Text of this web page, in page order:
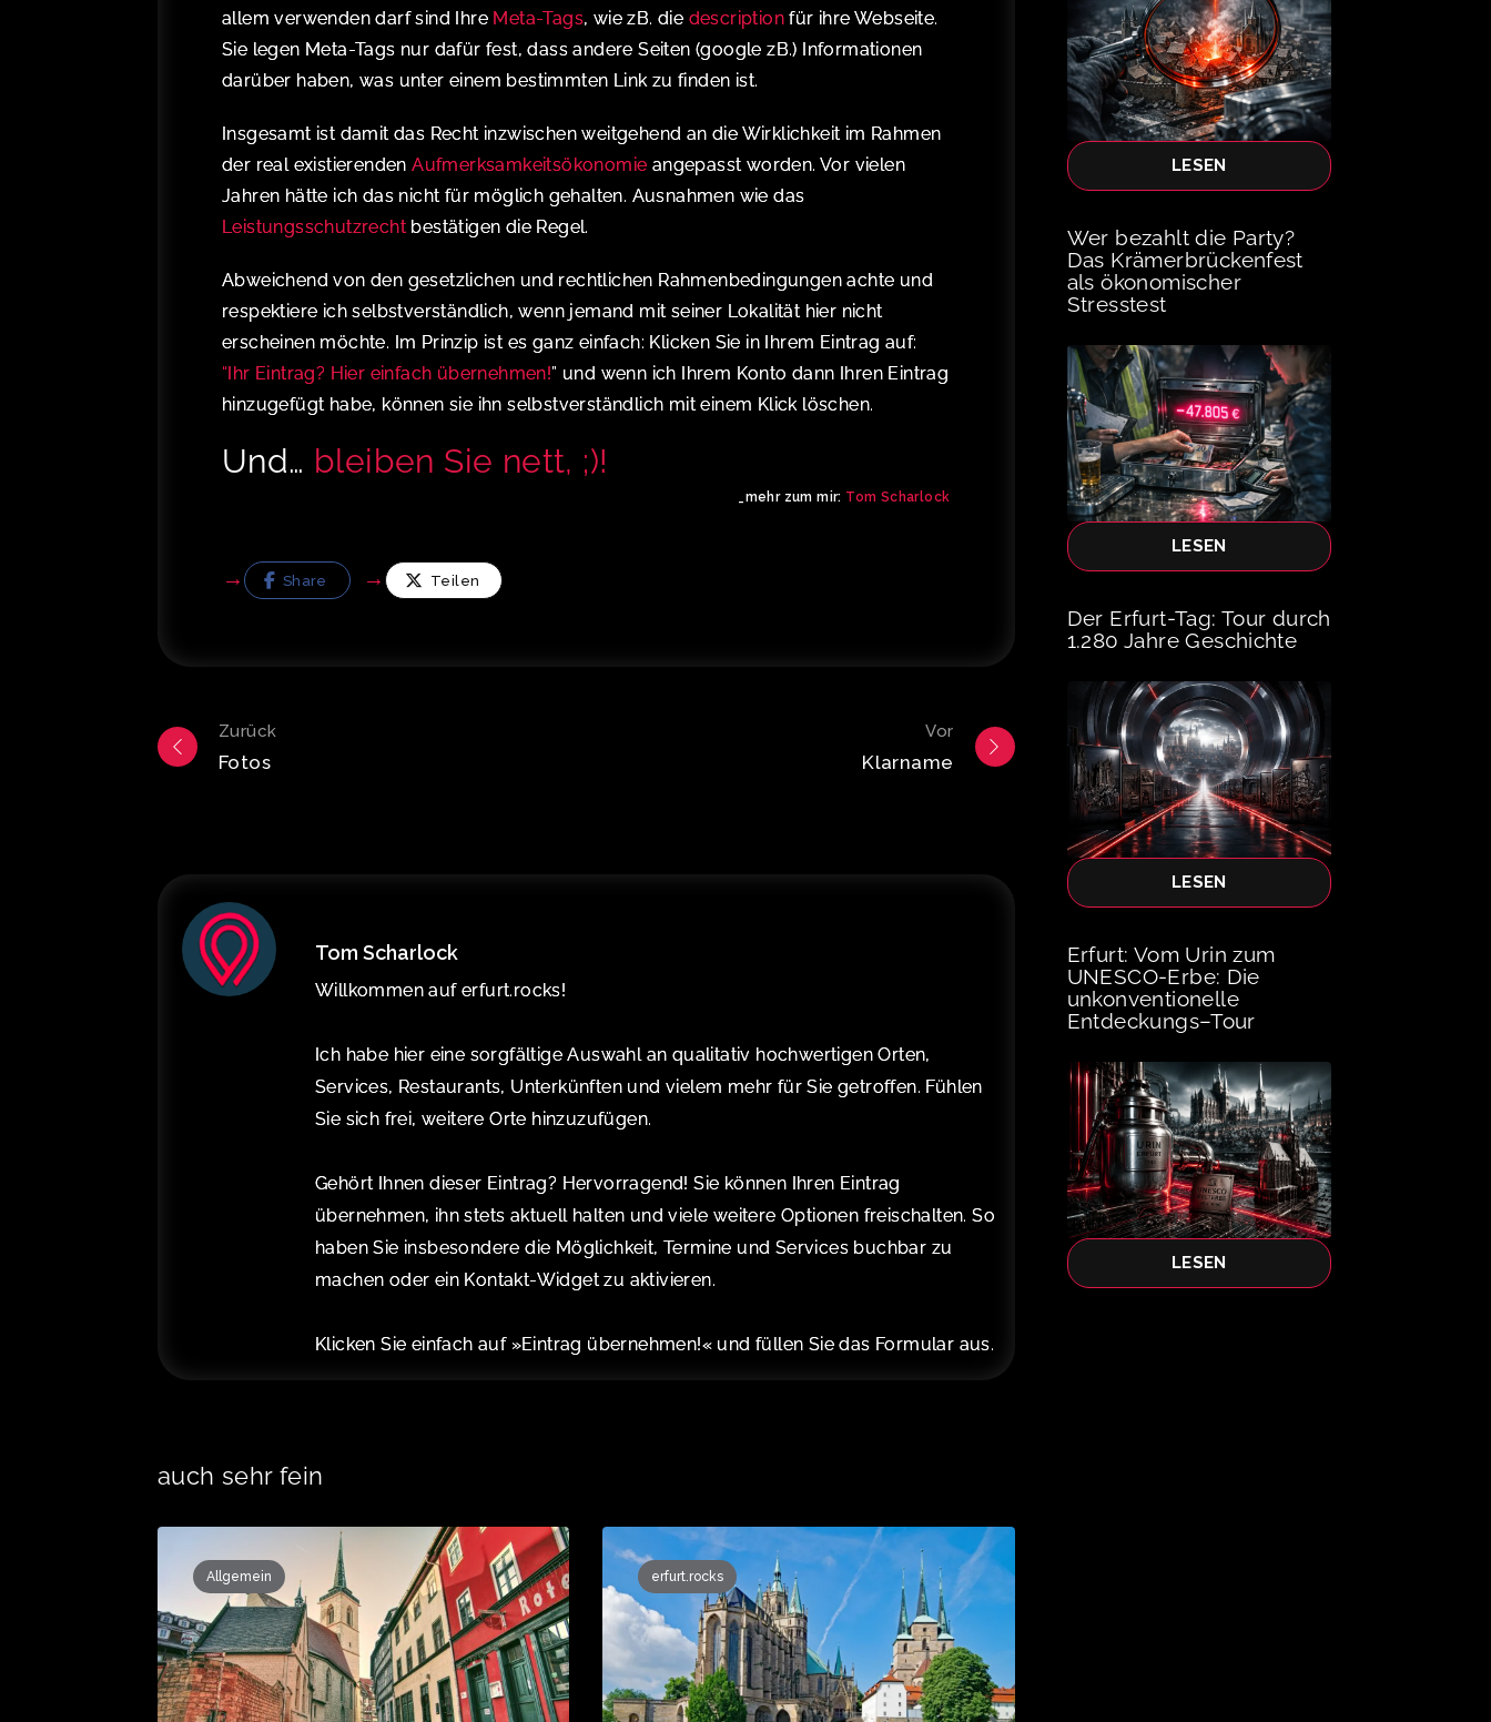
allem verwenden darf sind Ihre Meta-Tags, wie zB. die description für ihre Webseite.
Sie legen Meta-Tags nur dafür fest, dass andere Seiten (google zB.) Informationen
darüber haben, was unter einem bestimmten Link zu finden ist.
Insgesamt ist damit das Recht inzwischen weitgehend an die Wirklichkeit im Rahmen
der real existierendenAufmerksamkeitsökonomie angepasst worden. Vor vielen
Jahren hätte ich das nicht für möglich gehalten. Ausnahmen wie das
Leistungsschutzrechtbestätigen die Regel.
Abweichend von den gesetzlichen und rechtlichen Rahmenbedingungen achte und
respektiere ich selbstverständlich, wenn jemand mit seiner Lokalität hier nicht
erscheinen möchte. Im Prinzip ist es ganz einfach: Klicken Sie in Ihrem Eintrag auf:
“ Ihr Eintrag? Hier einfach übernehmen!” und wenn ich Ihrem Konto dann Ihren Eintrag
hinzugefügt habe, können sie ihn selbstverständlich mit einem Klick löschen.
Und… bleiben Sie nett, ;)!
_mehr zum mir: Tom Scharlock
Share Teilen
Post
navigation
Zurück
Fotos
Vor
Klarname
Tom Scharlock
Willkommen auf erfurt.rocks!
Ich habe hier eine sorgfältige Auswahl an qualitativ hochwertigen Orten,
Services, Restaurants, Unterkünften und vielem mehr für Sie getroffen. Fühlen
Sie sich frei, weitere Orte hinzuzufügen.
Gehört Ihnen dieser Eintrag? Hervorragend! Sie können Ihren Eintrag
übernehmen, ihn stets aktuell halten und viele weitere Optionen freischalten. So
haben Sie insbesondere die Möglichkeit, Termine und Services buchbar zu
machen oder ein Kontakt-Widget zu aktivieren.
Klicken Sie einfach auf »Eintrag übernehmen!« und füllen Sie das Formular aus.
auch sehr fein
Allgemein erfurt.rocks
LESEN
Wer bezahlt die Party?
Das Krämerbrückenfest
als ökonomischer
Stresstest
LESEN
Der Erfurt-Tag: Tour durch
1.280 Jahre Geschichte
LESEN
Erfurt: Vom Urin zum
UNESCO-Erbe: Die
unkonventionelle
Entdeckungs–Tour
LESEN